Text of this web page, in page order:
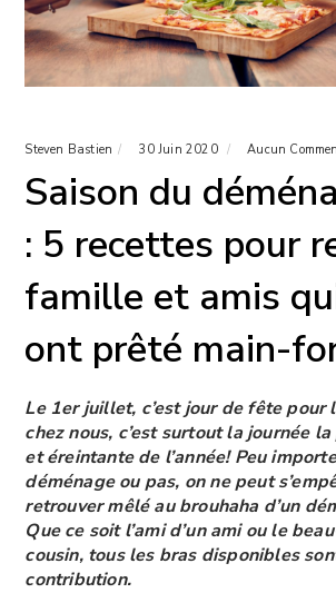
Steven Bastien 30 Juin 2020 Aucun
Saison du
: 5 recettes pour
famille et amis
ont prêté main-
Le 1er juillet, c’est jour de fête pour
chez nous, c’est surtout la journée
et éreintante de l’année! Peu
déménage ou pas, on ne peut
retrouver mêlé au brouhaha d’un
Que ce soit l’ami d’un ami ou le
cousin, tous les bras disponibles
contribution.